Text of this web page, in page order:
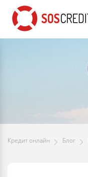
Кредит онлайн Блог